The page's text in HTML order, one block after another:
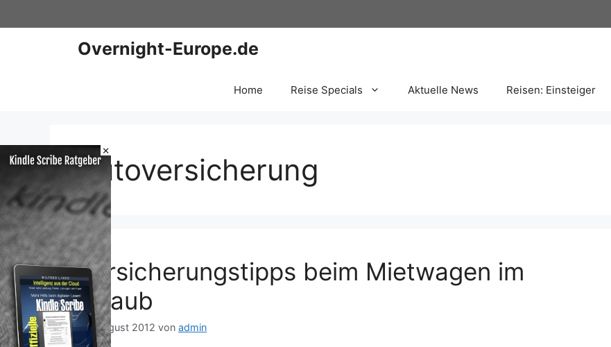
×
Inhalt
Overnight-Europe.de
Home Reise Specials Aktuelle News Reisen: Einsteiger
Autoversicherung
Versicherungstipps beim Mietwagen im
Urlaub
24. August 2012 von admin